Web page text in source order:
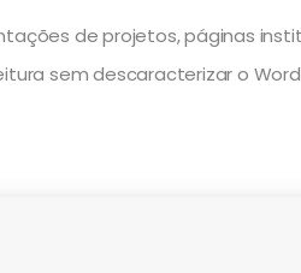
de projetos, páginas
sem descaracterizar o